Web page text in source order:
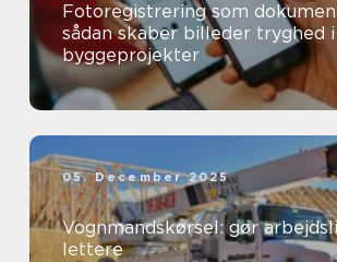
Fotoregistrering som
sådan skaber billeder tryghed i
byggeprojekter
05. December 2025
Vognmandskørsel: gør
lettere